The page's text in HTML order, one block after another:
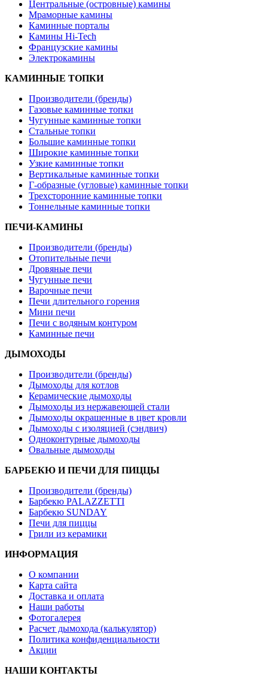
Центральные (островные) камины
Мраморные камины
Каминные порталы
Камины Hi-Tech
Французские камины
Электрокамины
КАМИННЫЕ ТОПКИ
Производители (бренды)
Газовые каминные топки
Чугунные каминные топки
Стальные топки
Большие каминные топки
Широкие каминные топки
Узкие каминные топки
Вертикальные каминные топки
Г-образные (угловые) каминные топки
Трехсторонние каминные топки
Тоннельные каминные топки
ПЕЧИ-КАМИНЫ
Производители (бренды)
Отопительные печи
Дровяные печи
Чугунные печи
Варочные печи
Печи длительного горения
Мини печи
Печи с водяным контуром
Каминные печи
ДЫМОХОДЫ
Производители (бренды)
Дымоходы для котлов
Керамические дымоходы
Дымоходы из нержавеющей стали
Дымоходы окрашенные в цвет кровли
Дымоходы с изоляцией (сэндвич)
Одноконтурные дымоходы
Овальные дымоходы
БАРБЕКЮ И ПЕЧИ ДЛЯ ПИЦЦЫ
Производители (бренды)
Барбекю PALAZZETTI
Барбекю SUNDAY
Печи для пиццы
Грили из керамики
ИНФОРМАЦИЯ
О компании
Карта сайта
Доставка и оплата
Наши работы
Фотогалерея
Расчет дымохода (калькулятор)
Политика конфиденциальности
Акции
НАШИ КОНТАКТЫ